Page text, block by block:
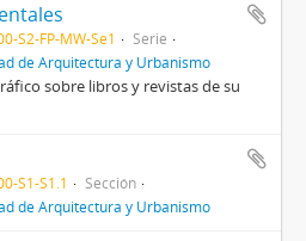
S2-FP-MW-Se1
Serie
de Arquitectura y Urbanismo
sobre libros y revistas de su
S1-S1.1
Sección
de Arquitectura y Urbanismo